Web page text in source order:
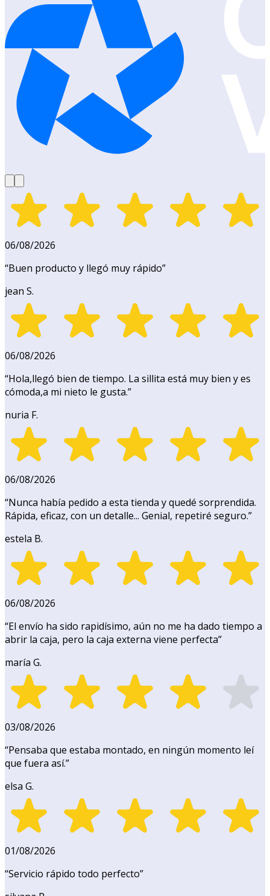
06/08/2026
“Buen producto y llegó muy rápido”
jean S.
06/08/2026
“Hola,llegó bien de tiempo. La sillita está muy bien y es
cómoda,a mi nieto le gusta.”
nuria F.
06/08/2026
“Nunca había pedido a esta tienda y quedé sorprendida.
Rápida, eficaz, con un detalle... Genial, repetiré seguro.”
estela B.
06/08/2026
“El envío ha sido rapidísimo, aún no me ha dado tiempo a
abrir la caja, pero la caja externa viene perfecta”
maría G.
03/08/2026
“Pensaba que estaba montado, en ningún momento leí
que fuera así.”
elsa G.
01/08/2026
“Servicio rápido todo perfecto”